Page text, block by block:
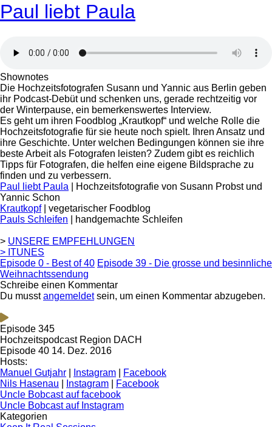
Paul liebt Paula
Shownotes
Die Hochzeitsfotografen Susann und Yannic aus Berlin geben
ihr Podcast-Debüt und schenken uns, gerade rechtzeitig vor
der Winterpause, ein bemerkenswertes Interview.
Es geht um ihren Foodblog „Krautkopf“ und welche Rolle die
Hochzeitsfotografie für sie heute noch spielt. Ihren Ansatz und
ihre Geschichte. Unter welchen Bedingungen können sie ihre
beste Arbeit als Fotografen leisten? Zudem gibt es reichlich
Tipps für Fotografen, die helfen eine eigene Bildsprache zu
finden und zu verbessern.
Paul liebt Paula | Hochzeitsfotografie von Susann Probst und
Yannic Schon
Krautkopf| vegetarischer Foodblog
Pauls Schleifen | handgemachte Schleifen
> UNSERE EMPFEHLUNGEN
> ITUNES
Episode 0 - Best of 40 Episode 39 - Die grosse und besinnliche
Weihnachtssendung
Schreibe einen Kommentar
Du musstangemeldetsein, um einen Kommentar abzugeben.
Episode 345
Hochzeitspodcast Region DACH
Episode 40 14. Dez. 2016
Hosts:
Manuel Gutjahr
Instagram
Facebook
Nils Hasenau
Instagram
Facebook
Uncle Bobcast auf facebook
Uncle Bobcast auf Instagram
Kategorien